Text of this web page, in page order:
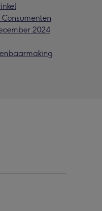
2024